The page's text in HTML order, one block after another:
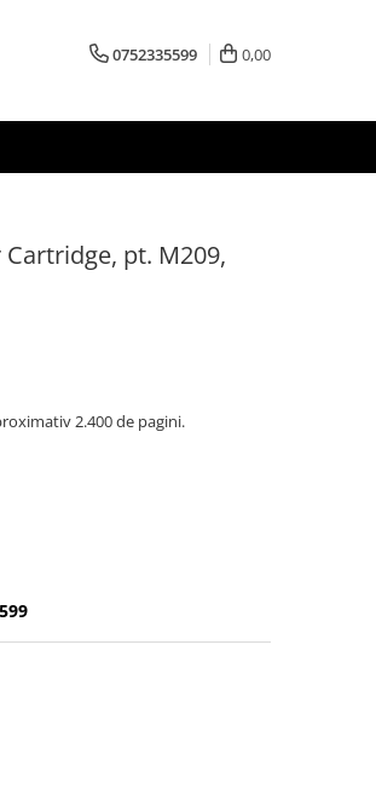
0752335599 0,00
Cartridge, pt. M209,
2.400 de pagini.